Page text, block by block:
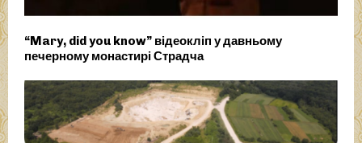
“Mary, did you know” відеокліп у давньому
печерному монастирі Страдча